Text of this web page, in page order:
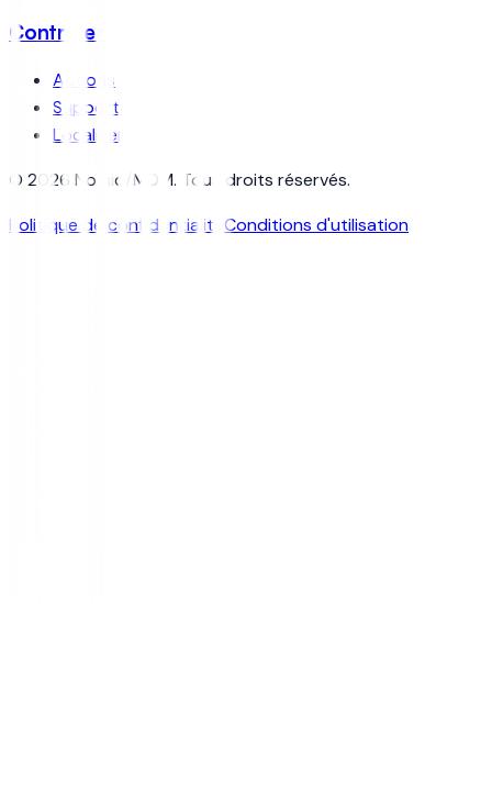
Contrôler
Actions
Support
Localiser
© 2026 Nomid/MDM. Tous droits réservés.
Politique de confidentialité Conditions d'utilisation